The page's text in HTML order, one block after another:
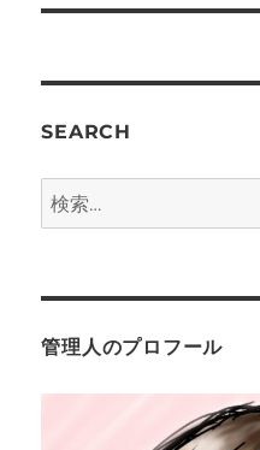
ゲ
ー
シ
ョ
ン
SEARCH
検
索:
管理人のプロフール